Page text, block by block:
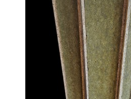
VÝROBA PANELOV